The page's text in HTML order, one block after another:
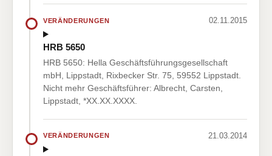
VERÄNDERUNGEN 02.11.2015
HRB 5650
HRB 5650: Hella Geschäftsführungsgesellschaft
mbH, Lippstadt, Rixbecker Str. 75, 59552 Lippstadt.
Nicht mehr Geschäftsführer: Albrecht, Carsten,
Lippstadt, *XX.XX.XXXX.
VERÄNDERUNGEN 21.03.2014